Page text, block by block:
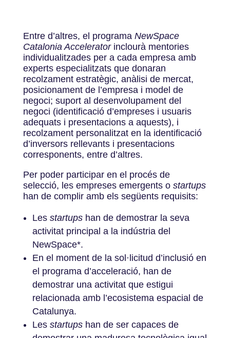
Entre d’altres, el programa NewSpace
Catalonia Acceleratorinclourà mentories
individualitzades per a cada empresa amb
experts especialitzats que donaran
recolzament estratègic, anàlisi de mercat,
posicionament de l’empresa i model de
negoci; suport al desenvolupament del
negoci (identificació d’empreses i usuaris
adequats i presentacions a aquests), i
recolzament personalitzat en la identificació
d’inversors rellevants i presentacions
corresponents, entre d’altres.
Per poder participar en el procés de
selecció, les empreses emergents o startups
han de complir amb els següents requisits:
Les startups han de demostrar la seva
activitat principal a la indústria del
NewSpace*.
En el moment de la sol·licitud d’inclusió en
el programa d’acceleració, han de
demostrar una activitat que estigui
relacionada amb l’ecosistema espacial de
Catalunya.
Les startups han de ser capaces de